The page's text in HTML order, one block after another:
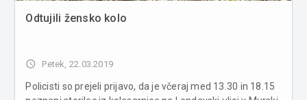
Odtujili žensko kolo
access_time Petek, 22.03.2019
Policisti so prejeli prijavo, da je včeraj med 13.30 in 18.15